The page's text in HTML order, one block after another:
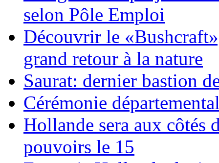
selon Pôle Emploi
Découvrir le
grand retour à la nature
Saurat: dernier bastion
Cérémonie
Hollande sera aux côtés
pouvoirs le 15